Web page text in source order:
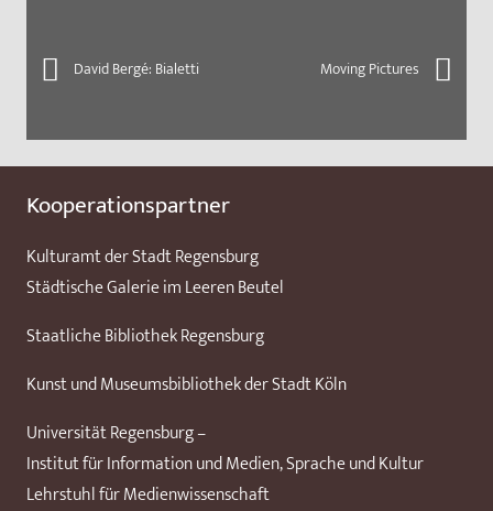
David Bergé: Bialetti Moving Pictures
Kooperationspartner
Kulturamt der Stadt Regensburg
Städtische Galerie im Leeren Beutel
Staatliche Bibliothek Regensburg
Kunst und Museumsbibliothek der Stadt Köln
Universität Regensburg –
Institut für Information und Medien, Sprache und Kultur
Lehrstuhl für Medienwissenschaft